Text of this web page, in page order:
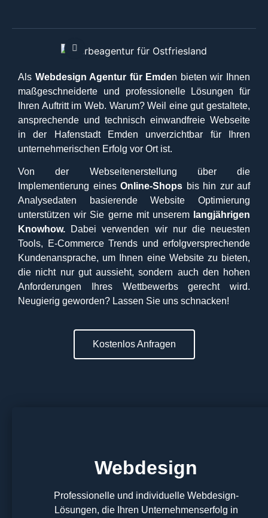
Als Webdesign Agentur für Emden bieten wir Ihnen
maßgeschneiderte und professionelle Lösungen für
Ihren Auftritt im Web. Warum? Weil eine gut gestaltete,
ansprechende und technisch einwandfreie Webseite
in der
Hafenstadt Emden unverzichtbar für Ihren
unternehmerischen Erfolg vor Ort ist.
Von der Webseitenerstellung über die
Implementierung eines Online-Shops bis hin zur auf
Analysedaten basierende Website Optimierung
unterstützen wir Sie gerne mit unserem langjährigen
Knowhow. Dabei verwenden wir nur die neuesten
Tools, E-Commerce Trends und erfolgversprechende
Kundenansprache, um Ihnen eine Website zu bieten,
die nicht nur gut aussieht, sondern auch den hohen
Anforderungen Ihres Wettbewerbs gerecht wird.
Neugierig geworden? Lassen Sie uns schnacken!
Kostenlos Anfragen
für Kunden aus Emden!
Webdesign
Professionelle und individuelle Webdesign-
Lösungen, die Ihren Unternehmenserfolg in